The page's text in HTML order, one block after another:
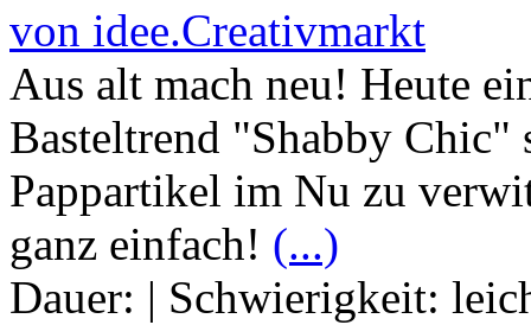
von idee.Creativmarkt
Aus alt mach neu! Heute
Basteltrend "Shabby
Pappartikel im Nu zu
ganz einfach! (...)
Dauer: | Schwierigkeit: